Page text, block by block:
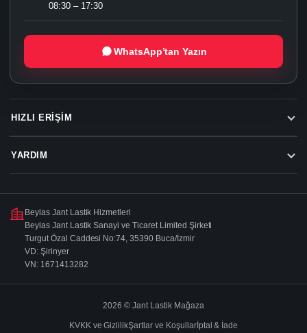
HIZLI ERIŞIM
YARDIM
08:30 – 17:30
WhatsApp’tan Yazın
Beylas Jant Lastik Hizmetleri
Beylas Jant Lastik Sanayi ve Ticaret Limited Şirketi
Turgut Özal Caddesi No:74, 35390 Buca/İzmir
VD: Şirinyer
VN: 1671413282
2026 © Jant Lastik Mağaza
KVKK ve GizlilikŞartlar ve Koşullarİptal & İade